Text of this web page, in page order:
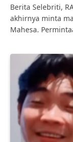
Berita Selebriti,
akhirnya minta
Mahesa.